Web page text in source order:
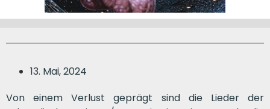
13. Mai, 2024
Von einem Verlust geprägt sind die Lieder der